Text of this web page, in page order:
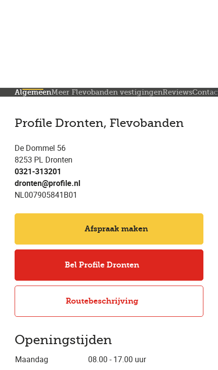
AlgemeenMeer Flevobanden vestigingenReviews
Profile Dronten, Flevobanden
De Dommel 56
8253 PL Dronten
0321-313201
dronten@profile.nl
NL007905841B01
Afspraak maken
Bel Profile Dronten
Routebeschrijving
Openingstijden
Maandag
08.00 - 17.00 uur